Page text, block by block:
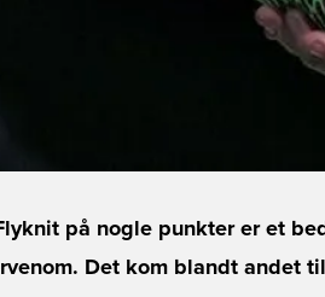
på nogle punkter er et
Det kom blandt andet